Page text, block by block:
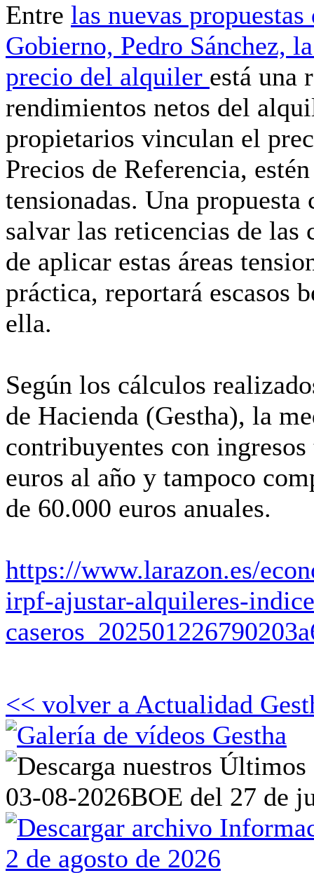
Entre las nuevas
Gobierno, Pedro Sánchez,
precio del alquiler está una
rendimientos netos del
propietarios vinculan el
Precios de Referencia,
tensionadas. Una
salvar las reticencias de las
de aplicar estas áreas
práctica, reportará escasos
ella.
Según los cálculos
de Hacienda (Gestha), la
contribuyentes con
euros al año y tampoco
de 60.000 euros anuales.
https://www.larazon.es/
irpf-ajustar-alquileres-
<< volver a Actualidad
03-08-2026BOE del 27 de